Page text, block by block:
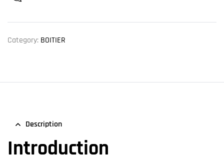
Category: BOITIER
Description
Introduction